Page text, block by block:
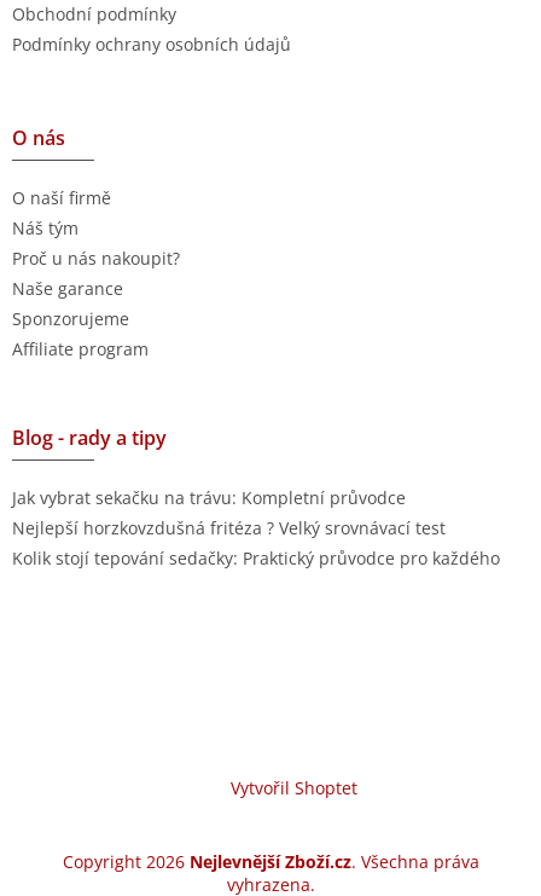
Obchodní podmínky
Podmínky ochrany osobních údajů
O nás
O naší firmě
Náš tým
Proč u nás nakoupit?
Naše garance
Sponzorujeme
Affiliate program
Blog - rady a tipy
Jak vybrat sekačku na trávu: Kompletní průvodce
Nejlepší horzkovzdušná fritéza ? Velký srovnávací test
Kolik stojí tepování sedačky: Praktický průvodce pro každého
Vytvořil Shoptet
Copyright 2026 Nejlevnější Zboží.cz. Všechna práva
vyhrazena.